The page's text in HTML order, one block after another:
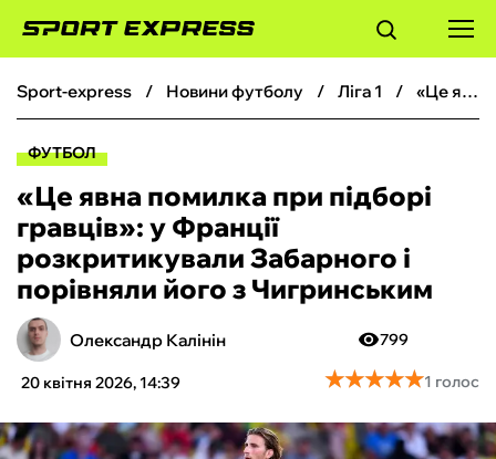
ФУТБОЛ
БОКС
ХОКЕЙ
ТЕНІС
КІБЕРСПОРТ
sport-express новини футболу ліга 1 «Це явна помилка при підборі гравців»: у Франції розкритикували Забарного і порівняли його з Чигринським
ФУТБОЛ
«Це явна помилка при підборі
гравців»: у Франції
розкритикували Забарного і
порівняли його з Чигринським
Олександр Калінін
20 квітня 2026, 14:39
799
★★★★★
★★★★★1 голос